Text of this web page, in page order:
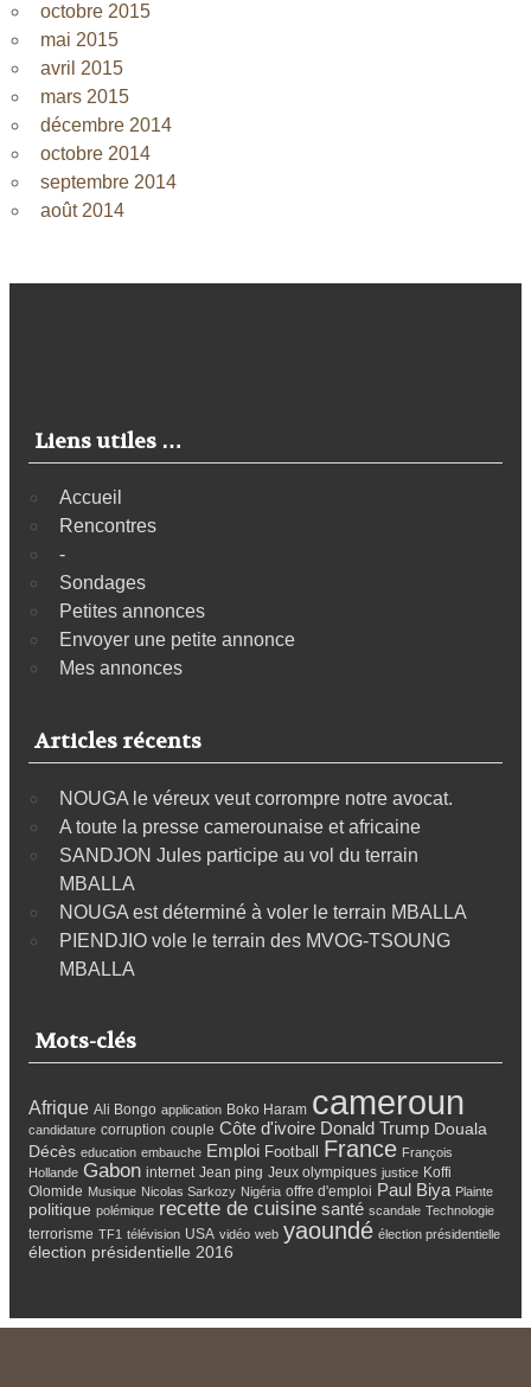
octobre 2015
mai 2015
avril 2015
mars 2015
décembre 2014
octobre 2014
septembre 2014
août 2014
Liens utiles …
Accueil
Rencontres
-
Sondages
Petites annonces
Envoyer une petite annonce
Mes annonces
Articles récents
NOUGA le véreux veut corrompre notre avocat.
A toute la presse camerounaise et africaine
SANDJON Jules participe au vol du terrain
MBALLA
NOUGA est déterminé à voler le terrain MBALLA
PIENDJIO vole le terrain des MVOG-TSOUNG
MBALLA
Mots-clés
Afrique Ali Bongo application Boko Haram cameroun
candidature corruption couple Côte d'ivoire Donald Trump Douala
Décès education embauche Emploi Football France François
Hollande Gabon internet Jean ping Jeux olympiques justice Koffi
Olomide Musique Nicolas Sarkozy Nigéria offre d'emploi Paul Biya Plainte
politique polémique recette de cuisine santé scandale Technologie
terrorisme TF1 télévision USA vidéo web yaoundé élection présidentielle
élection présidentielle 2016